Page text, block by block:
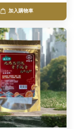
加入購物車